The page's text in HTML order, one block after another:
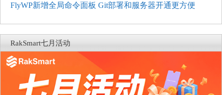
FlyWP新增全局命令面板 Git部署和服务器开通更方便
RakSmart七月活动